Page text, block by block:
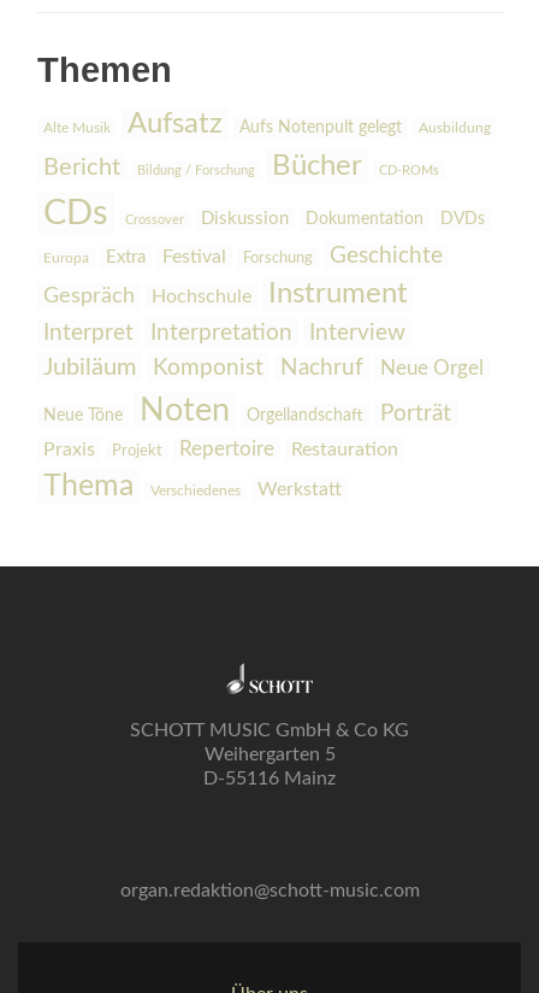
Themen
Alte Musik Aufsatz Aufs Notenpult gelegt Ausbildung
Bericht Bildung / Forschung Bücher CD-ROMs
CDs Crossover Diskussion Dokumentation DVDs
Europa Extra Festival Forschung Geschichte
Gespräch Hochschule Instrument
Interpret Interpretation
Interview
Jubiläum
Komponist Nachruf Neue Orgel
Neue Töne Noten Orgellandschaft Porträt
Praxis Projekt Repertoire Restauration
Thema Verschiedenes Werkstatt
SCHOTT MUSIC GmbH & Co KG
Weihergarten 5
D-55116 Mainz
organ.redaktion@schott-music.com